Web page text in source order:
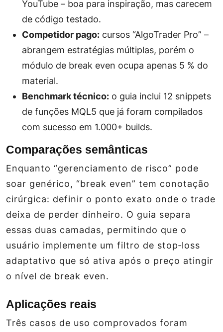
YouTube – boa para inspiração, mas carecem
de código testado.
Competidor pago: cursos “AlgoTrader Pro” –
abrangem estratégias múltiplas, porém o
módulo de break even ocupa apenas 5 % do
material.
Benchmark técnico: o guia inclui 12 snippets
de funções MQL5 que já foram compilados
com sucesso em 1.000+ builds.
Comparações semânticas
Enquanto “gerenciamento de risco” pode
soar genérico, “break even” tem conotação
cirúrgica: definir o ponto exato onde o trade
deixa de perder dinheiro. O guia separa
essas duas camadas, permitindo que o
usuário implemente um filtro de stop‑loss
adaptativo que só ativa após o preço atingir
o nível de break even.
Aplicações reais
Três casos de uso comprovados foram